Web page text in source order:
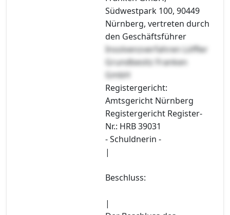
Südwestpark 100, 90449
Nürnberg, vertreten durch
den Geschäftsführer
Insolvenzverfahren Löffler
Grundbesitz Franken
GmbH
Registergericht:
Amtsgericht Nürnberg
Registergericht Register-
Nr.: HRB 39031
- Schuldnerin -
|
Beschluss:
|